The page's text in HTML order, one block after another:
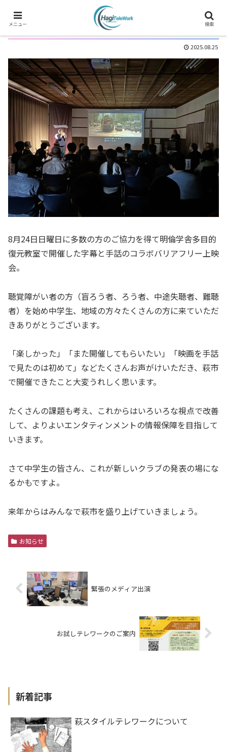
主催イベント バリアフリー上映会
2025.08.25
8月24日日曜日に多数の方のご協力を得て明倫学舎多目的
復元教室で開催した字幕と手話のコラボバリアフリー上映
会。
聴覚障がい者の方（盲ろう者、ろう者、中途失聴者、難聴
者）を始め中学生、地域の方々たくさんの方に来ていただ
きありがとうございます。
「楽しかった」「また開催してもらいたい」「映画を手話
で見たのは初めて」などたくさんお声がけいただき、萩市
で開催できたこと大変うれしく思います。
たくさんの課題も考え、これからはいろいろな視点で改善
して、よりよいエンタティンメントの情報保障を目指して
いきます。
さて中学生の皆さん、これが新しいクラブの発表の場にな
るかもですよ。
来年からはみんなで萩市を盛り上げていきましょう。
お知らせ
緊張のメディア出演
お試しテレワークのご案内
新着記事
萩スタイルテレワークについて
メニュー 検索